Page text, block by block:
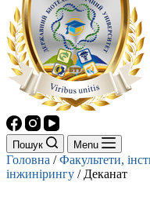
Пошук Menu
Головна /Факультети,
інжинірингу / Деканат